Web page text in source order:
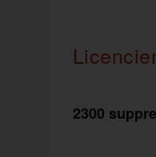
2300